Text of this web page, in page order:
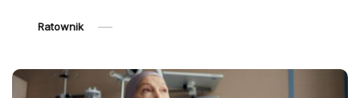
Ratownik